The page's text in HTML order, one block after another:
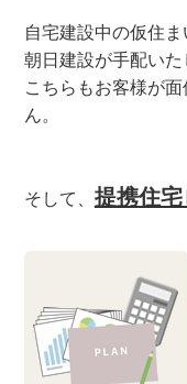
自宅建設中の仮住
朝日建設が手配いた
こちらもお客様が
ん。
そして、 提携住